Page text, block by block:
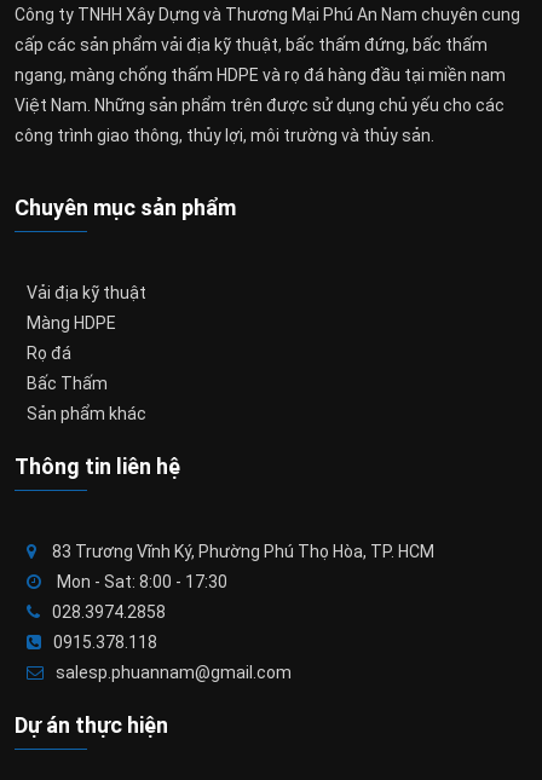
Công ty TNHH Xây Dựng và Thương Mại Phú An Nam chuyên cung
cấp các sản phẩm vải địa kỹ thuật, bấc thấm đứng, bấc thấm
ngang, màng chống thấm HDPE và rọ đá hàng đầu tại miền nam
Việt Nam. Những sản phẩm trên được sử dụng chủ yếu cho các
công trình giao thông, thủy lợi, môi trường và thủy sản.
Chuyên mục sản phẩm
Vải địa kỹ thuật
Màng HDPE
Rọ đá
Bấc Thấm
Sản phẩm khác
Thông tin liên hệ
83 Trương Vĩnh Ký, Phường Phú Thọ Hòa, TP. HCM
Mon - Sat: 8:00 - 17:30
028.3974.2858
0915.378.118
salesp.phuannam@gmail.com
Dự án thực hiện